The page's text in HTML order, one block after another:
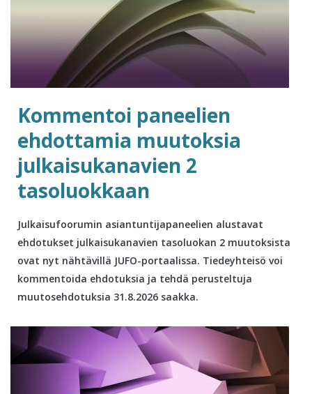
Kommentoi paneelien
ehdottamia muutoksia
julkaisukanavien 2
tasoluokkaan
Julkaisufoorumin asiantuntijapaneelien alustavat
ehdotukset julkaisukanavien tasoluokan 2 muutoksista
ovat nyt nähtävillä JUFO-portaalissa. Tiedeyhteisö voi
kommentoida ehdotuksia ja tehdä perusteltuja
muutosehdotuksia 31.8.2026 saakka.